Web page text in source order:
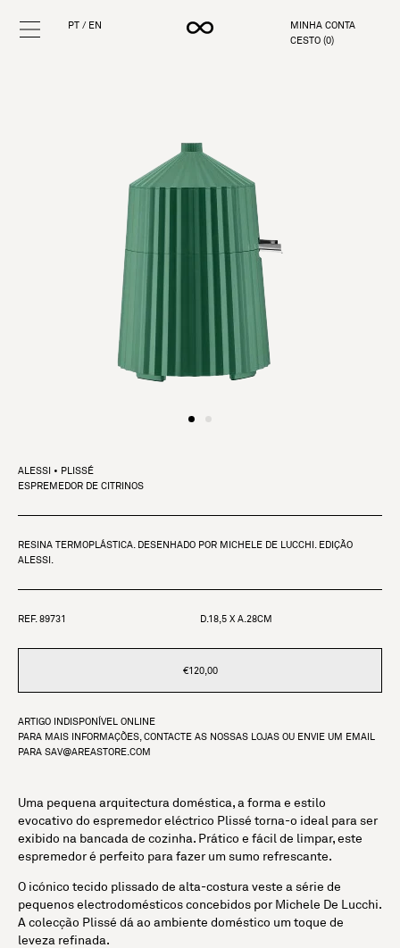
PT / EN
MINHA CONTA
CESTO (0)
ALESSI • PLISSÉ
ESPREMEDOR DE CITRINOS
RESINA TERMOPLÁSTICA. DESENHADO POR MICHELE DE LUCCHI. EDIÇÃO
ALESSI.
REF. 89731 D.18,5 X A.28CM
€120,00
ARTIGO INDISPONÍVEL ONLINE
PARA MAIS INFORMAÇÕES, CONTACTE AS NOSSAS LOJAS OU ENVIE UM EMAIL
PARA SAV@AREASTORE.COM
Uma pequena arquitectura doméstica, a forma e estilo
evocativo do espremedor eléctrico Plissé torna-o ideal para ser
exibido na bancada de cozinha. Prático e fácil de limpar, este
espremedor é perfeito para fazer um sumo refrescante.
O icónico tecido plissado de alta-costura veste a série de
pequenos electrodomésticos concebidos por Michele De Lucchi.
A colecção Plissé dá ao ambiente doméstico um toque de
leveza refinada.